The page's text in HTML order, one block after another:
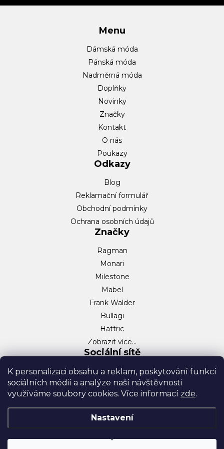
K personalizaci obsahu a reklam, poskytování funkcí
sociálních médií a analýze naší návštěvnosti
využíváme soubory cookies. Více informací zde.
Nastavení
í
Menu
Dámská móda
Pánská móda
Nadměrná móda
Doplňky
Novinky
Značky
Kontakt
O nás
Poukazy
Odkazy
Blog
Reklamační formulář
Obchodní podmínky
Ochrana osobních údajů
Značky
Ragman
Monari
Milestone
Mabel
Frank Walder
Bullagi
Hattric
Zobrazit více…
Sociální sítě
Facebook
Instagram
TikTok